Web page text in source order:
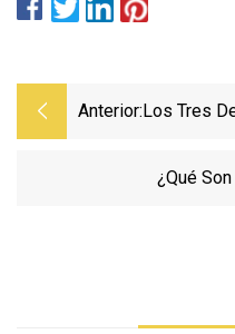
Anterior: Los Tres
¿Qué